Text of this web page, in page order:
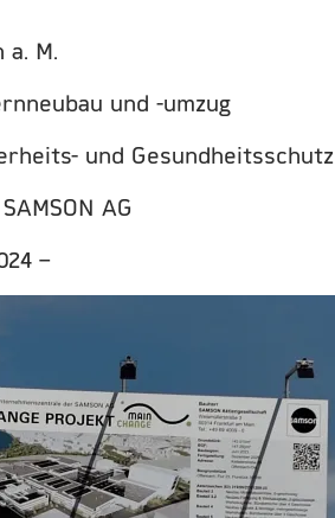
M.
und -umzug
und Gesundheitsschutz
AG
–